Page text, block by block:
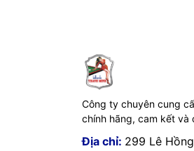
Công ty chuyên cung
chính hãng, cam kết và
Địa chỉ: 299 Lê